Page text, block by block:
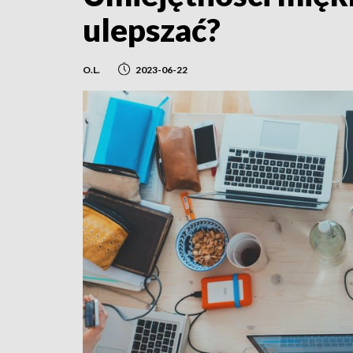
ulepszać?
O.L. 2023-06-22